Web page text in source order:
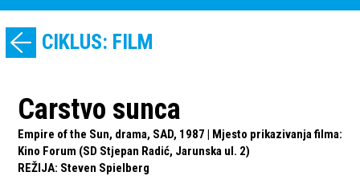
CIKLUS: FILM
Carstvo sunca
Empire of the Sun, drama, SAD, 1987 | Mjesto prikazivanja filma:
Kino Forum (SD Stjepan Radić, Jarunska ul. 2)
REŽIJA: Steven Spielberg